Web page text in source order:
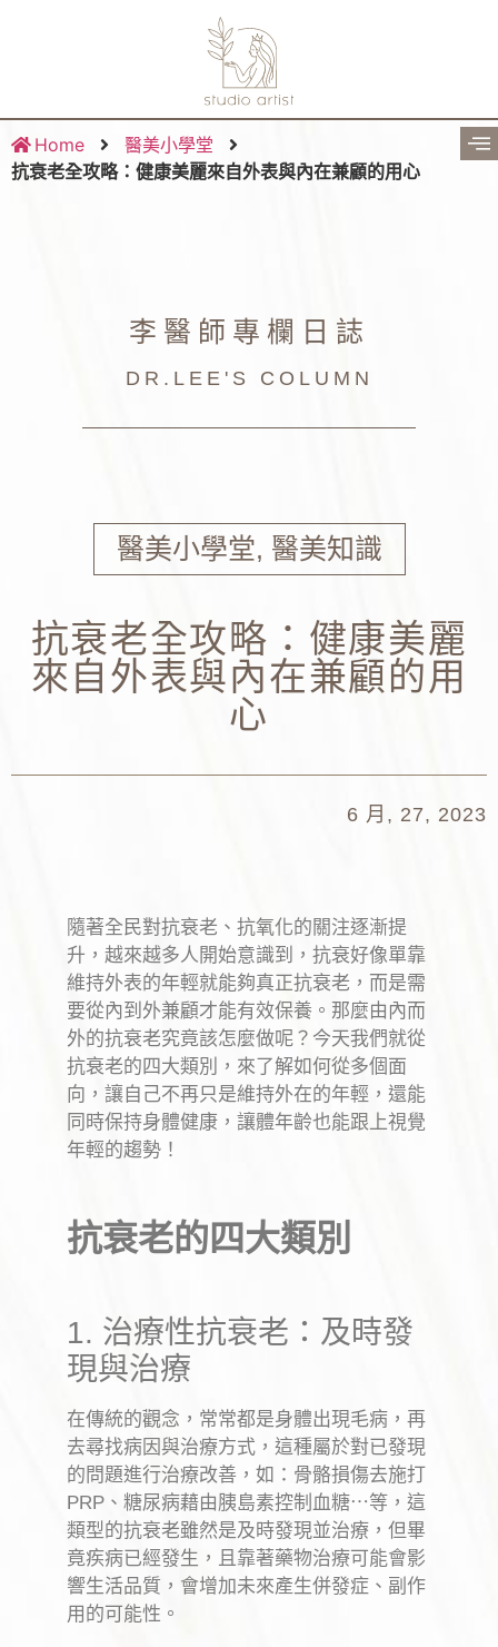
Home
醫美小學堂
抗衰老全攻略：健康美麗來自外表與內在兼顧的用心
李醫師專欄日誌
DR.LEE'S COLUMN
醫美小學堂, 醫美知識
抗衰老全攻略：健康美麗
來自外表與內在兼顧的用
心
6 月, 27, 2023
隨著全民對抗衰老、抗氧化的關注逐漸提
升，越來越多人開始意識到，抗衰好像單靠
維持外表的年輕就能夠真正抗衰老，而是需
要從內到外兼顧才能有效保養。那麼由內而
外的抗衰老究竟該怎麼做呢？今天我們就從
抗衰老的四大類別，來了解如何從多個面
向，讓自己不再只是維持外在的年輕，還能
同時保持身體健康，讓體年齡也能跟上視覺
年輕的趨勢！
抗衰老的四大類別
1. 治療性抗衰老：及時發
現與治療
在傳統的觀念，常常都是身體出現毛病，再
去尋找病因與治療方式，這種屬於對已發現
的問題進行治療改善，如：骨骼損傷去施打
PRP 、糖尿病藉由胰島素控制血糖⋯等，這
類型的抗衰老雖然是及時發現並治療，但畢
竟疾病已經發生，且靠著藥物治療可能會影
響生活品質，會增加未來產生併發症、副作
用的可能性。